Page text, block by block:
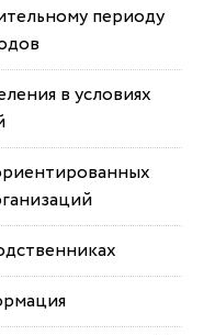
периоду
в условиях